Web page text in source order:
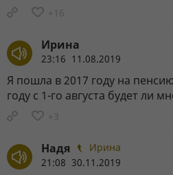
+16
Ирина
23:16 11.08.2019
Я пошла в 2017 году на
году с 1-го августа будет ли
+3
Надя
Ирина
21:08 30.11.2019